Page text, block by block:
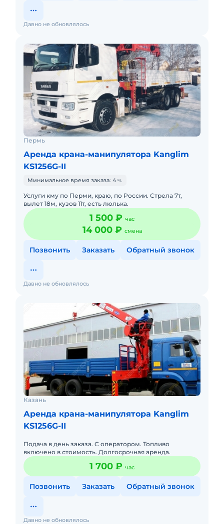
Давно не обновлялось
Пермь
Аренда крана-манипулятора Kanglim
KS1256G-II
Минимальное время заказа: 4 ч.
Услуги кму по Перми, краю, по России. Стрела 7т,
вылет 18м, кузов 11т, есть люлька.
1 500 ₽ час
14 000 ₽ смена
Позвонить Заказать Обратный звонок
Давно не обновлялось
Казань
Аренда крана-манипулятора Kanglim
KS1256G-II
Подача в день заказа. С оператором. Топливо
включено в стоимость. Долгосрочная аренда.
1 700 ₽ час
Позвонить Заказать Обратный звонок
Давно не обновлялось